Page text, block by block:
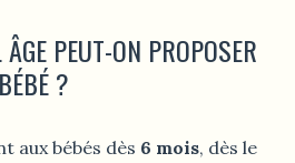
PEUT-ON PROPOSER
?
aux bébés dès 6 mois, dès le